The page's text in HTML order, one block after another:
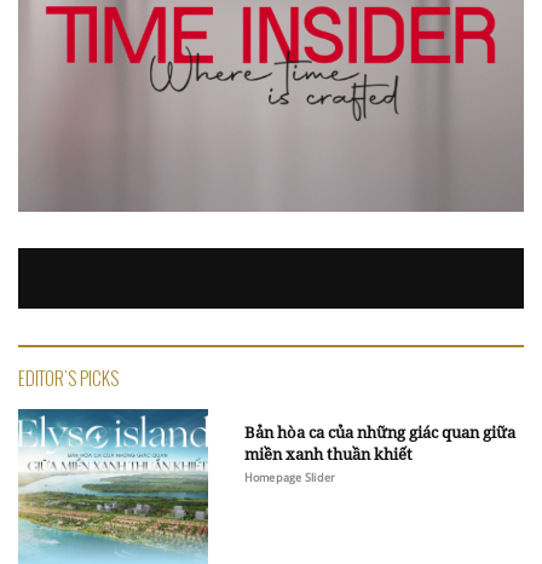
EDITOR'S PICKS
Bản hòa ca của những giác quan giữa
miền xanh thuần khiết
Homepage Slider